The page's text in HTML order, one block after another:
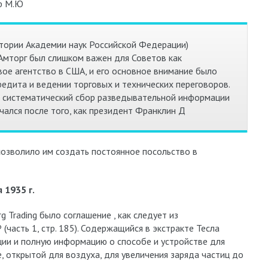
М.Ю
Академии наук Российской Федерации)
был слишком важен для Советов как
агентство в США, и его основное внимание было
и ведении торговых и технических переговоров.
сбор разведывательной информации
после того, как президент Франклин Д
им создать постоянное посольство в
1935 г.
было соглашение , как следует из
1, стр. 185). Содержащийся в экстракте Тесла
и полную информацию о способе и устройстве для
открытой для воздуха, для увеличения заряда частиц до